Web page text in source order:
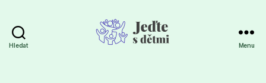
Hledat Menu